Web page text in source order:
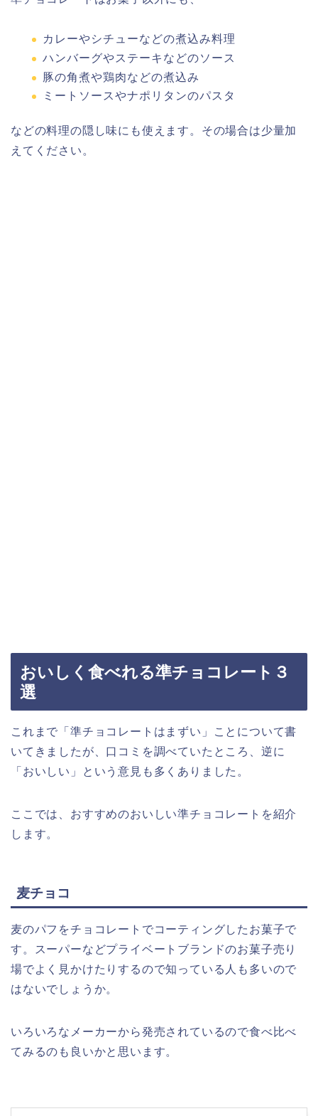
カレーやシチューなどの煮込み料理
ハンバーグやステーキなどのソース
豚の角煮や鶏肉などの煮込み
ミートソースやナポリタンのパスタ
などの料理の隠し味にも使えます。その場合は少量加
えてください。
おいしく食べれる準チョコレート３
選
これまで「準チョコレートはまずい」ことについて書
いてきましたが、口コミを調べていたところ、逆に
「おいしい」という意見も多くありました。
ここでは、おすすめのおいしい準チョコレートを紹介
します。
麦チョコ
麦のパフをチョコレートでコーティングしたお菓子で
す。スーパーなどプライベートブランドのお菓子売り
場でよく見かけたりするので知っている人も多いので
はないでしょうか。
いろいろなメーカーから発売されているので食べ比べ
てみるのも良いかと思います。